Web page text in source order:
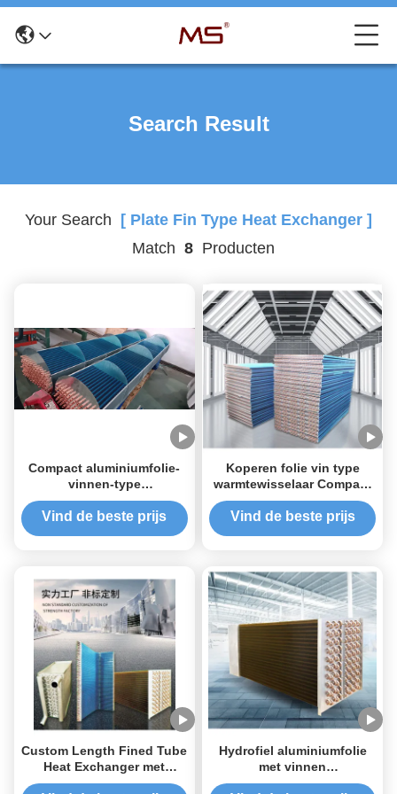
Search Result
Your Search [ Plate Fin Type Heat Exchanger ]
Match 8Producten
Compact aluminiumfolie-
vinnen-type
warmtewisselaar hoge
snelheid vinnenbuis
Vind de beste prijs
Koperen folie vin type
warmtewisselaar Compact
ontwerp Gemakkelijk
onderhoud
Vind de beste prijs
Custom Length Fined Tube
Heat Exchanger met
antieke koperen folie
Hydrofiel aluminiumfolie
met vinnen
warmtewisselaar